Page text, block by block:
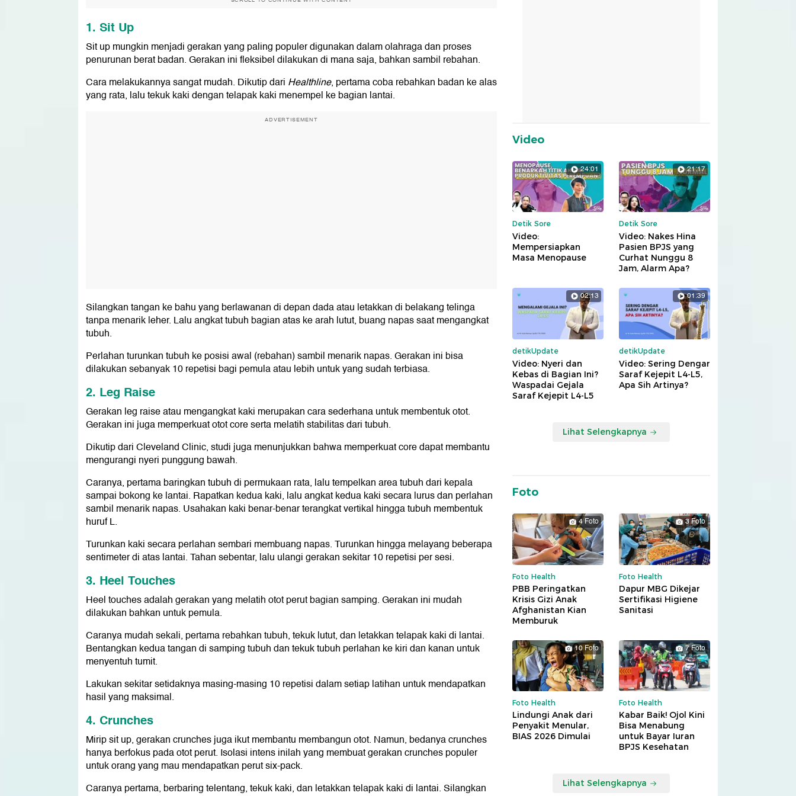
1. Sit Up
Sit up mungkin menjadi gerakan yang paling populer digunakan dalam olahraga dan proses
penurunan berat badan. Gerakan ini fleksibel dilakukan di mana saja, bahkan sambil rebahan.
Cara melakukannya sangat mudah. Dikutip dari Healthline, pertama coba rebahkan badan ke alas
yang rata, lalu tekuk kaki dengan telapak kaki menempel ke bagian lantai.
ADVERTISEMENT
Silangkan tangan ke bahu yang berlawanan di depan dada atau letakkan di belakang telinga
tanpa menarik leher. Lalu angkat tubuh bagian atas ke arah lutut, buang napas saat mengangkat
tubuh.
Perlahan turunkan tubuh ke posisi awal (rebahan) sambil menarik napas. Gerakan ini bisa
dilakukan sebanyak 10 repetisi bagi pemula atau lebih untuk yang sudah terbiasa.
2. Leg Raise
Gerakan leg raise atau mengangkat kaki merupakan cara sederhana untuk membentuk otot.
Gerakan ini juga memperkuat otot core serta melatih stabilitas dari tubuh.
Dikutip dari Cleveland Clinic, studi juga menunjukkan bahwa memperkuat core dapat membantu
mengurangi nyeri punggung bawah.
Caranya, pertama baringkan tubuh di permukaan rata, lalu tempelkan area tubuh dari kepala
sampai bokong ke lantai. Rapatkan kedua kaki, lalu angkat kedua kaki secara lurus dan perlahan
sambil menarik napas. Usahakan kaki benar-benar terangkat vertikal hingga tubuh membentuk
huruf L.
Turunkan kaki secara perlahan sembari membuang napas. Turunkan hingga melayang beberapa
sentimeter di atas lantai. Tahan sebentar, lalu ulangi gerakan sekitar 10 repetisi per sesi.
3. Heel Touches
Heel touches adalah gerakan yang melatih otot perut bagian samping. Gerakan ini mudah
dilakukan bahkan untuk pemula.
Caranya mudah sekali, pertama rebahkan tubuh, tekuk lutut, dan letakkan telapak kaki di lantai.
Bentangkan kedua tangan di samping tubuh dan tekuk tubuh perlahan ke kiri dan kanan untuk
menyentuh tumit.
Lakukan sekitar setidaknya masing-masing 10 repetisi dalam setiap latihan untuk mendapatkan
hasil yang maksimal.
4. Crunches
Mirip sit up, gerakan crunches juga ikut membantu membangun otot. Namun, bedanya crunches
hanya berfokus pada otot perut. Isolasi intens inilah yang membuat gerakan crunches populer
untuk orang yang mau mendapatkan perut six-pack.
Caranya pertama, berbaring telentang, tekuk kaki, dan letakkan telapak kaki di lantai. Silangkan
Video
24:01
Detik Sore
Video:
Mempersiapkan
Masa Menopause
21:17
Detik Sore
Video: Nakes Hina
Pasien BPJS yang
Curhat Nunggu 8
Jam, Alarm Apa?
02:13
detikUpdate
Video: Nyeri dan
Kebas di Bagian Ini?
Waspadai Gejala
Saraf Kejepit L4-L5
01:39
detikUpdate
Video: Sering Dengar
Saraf Kejepit L4-L5,
Apa Sih Artinya?
Lihat Selengkapnya
Foto
4 Foto
Foto Health
PBB Peringatkan
Krisis Gizi Anak
Afghanistan Kian
Memburuk
3 Foto
Foto Health
Dapur MBG Dikejar
Sertifikasi Higiene
Sanitasi
10 Foto
Foto Health
Lindungi Anak dari
Penyakit Menular,
BIAS 2026 Dimulai
7 Foto
Foto Health
Kabar Baik! Ojol Kini
Bisa Menabung
untuk Bayar Iuran
BPJS Kesehatan
Lihat Selengkapnya